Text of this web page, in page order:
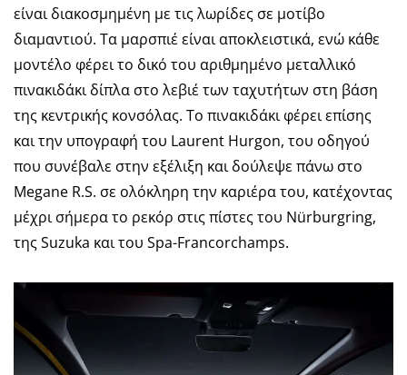
είναι διακοσμημένη με τις λωρίδες σε μοτίβο
διαμαντιού. Τα μαρσπιέ είναι αποκλειστικά, ενώ κάθε
μοντέλο φέρει το δικό του αριθμημένο μεταλλικό
πινακιδάκι δίπλα στο λεβιέ των ταχυτήτων στη βάση
της κεντρικής κονσόλας. Το πινακιδάκι φέρει επίσης
και την υπογραφή του Laurent Hurgon, του οδηγού
που συνέβαλε στην εξέλιξη και δούλεψε πάνω στο
Megane R.S. σε ολόκληρη την καριέρα του, κατέχοντας
μέχρι σήμερα το ρεκόρ στις πίστες του Nürburgring,
της Suzuka και του Spa-Francorchamps.